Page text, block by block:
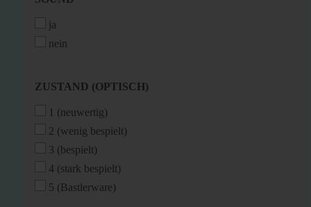
ja
nein
ZUSTAND
ZUSTAND (OPTISCH)
1 (neuwertig)
2 (wenig bespielt)
3 (bespielt)
4 (stark bespielt)
5 (Bastlerware)